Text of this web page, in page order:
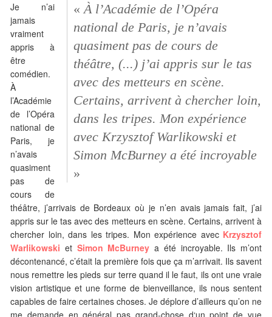
«À l’Académie de l’Opéra
national de Paris, je n’avais
quasiment pas de cours de
théâtre, (...) j’ai appris sur le tas
avec des metteurs en scène.
Certains, arrivent à chercher loin,
dans les tripes. Mon expérience
avec Krzysztof Warlikowski et
Simon McBurney a été incroyable
»
Je n’ai
jamais
vraiment
appris à
être
comédien.
À
l’Académie
de l’Opéra
national de
Paris, je
n’avais
quasiment
pas de
cours de
théâtre, j’arrivais de Bordeaux où je n’en avais jamais fait, j’ai
appris sur le tas avec des metteurs en scène. Certains, arrivent à
chercher loin, dans les tripes. Mon expérience avec Krzysztof
Warlikowski et Simon McBurney a été incroyable. Ils m’ont
décontenancé, c’était la première fois que ça m’arrivait. Ils savent
nous remettre les pieds sur terre quand il le faut, ils ont une vraie
vision artistique et une forme de bienveillance, ils nous sentent
capables de faire certaines choses. Je déplore d’ailleurs qu’on ne